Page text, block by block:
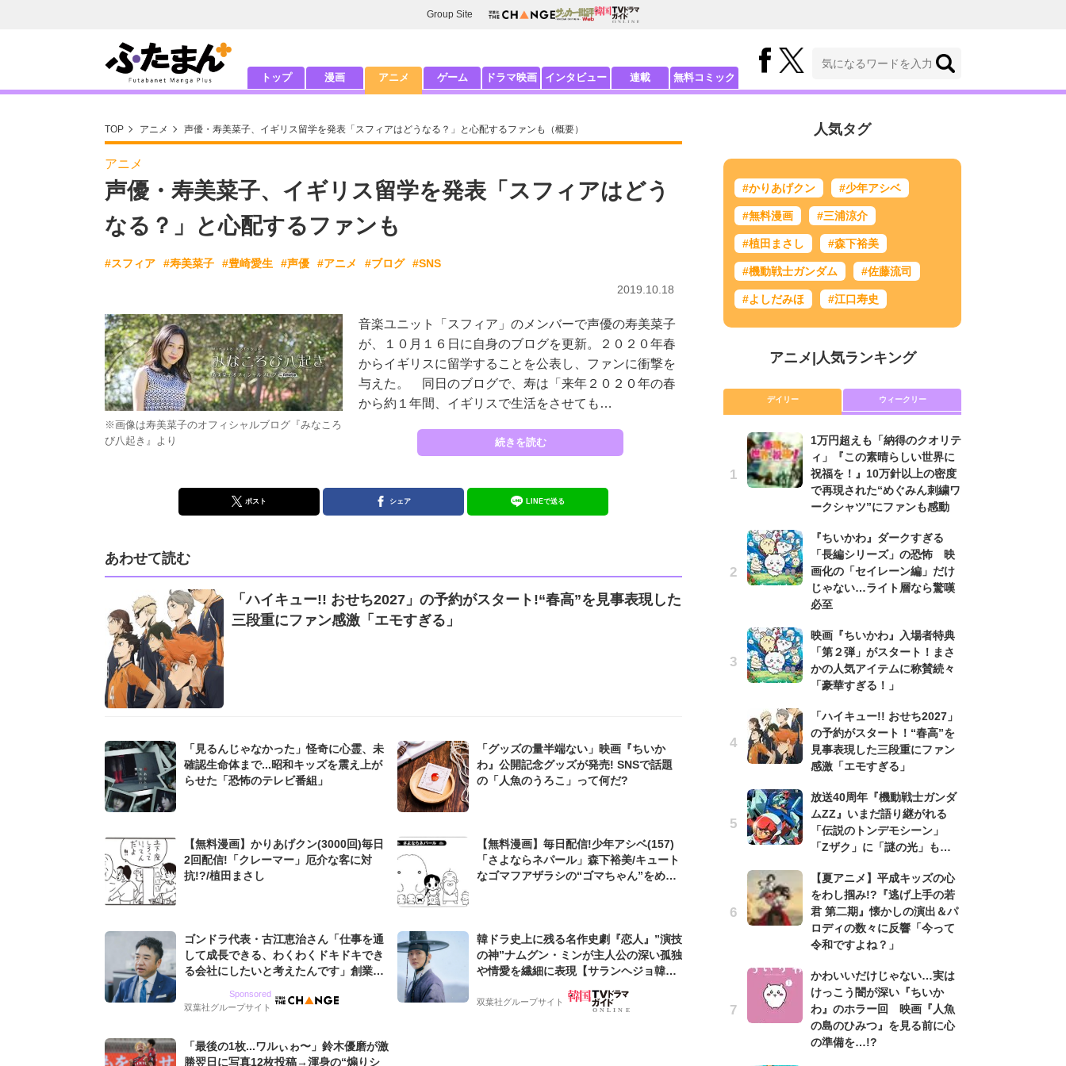
Group Site
トップ 漫画 アニメ ゲーム ドラマ映画 インタビュー 連載 無料コミック
TOP アニメ 声優・寿美菜子、イギリス留学を発表「スフィアはどうなる？」と心配するファンも（概要）
アニメ
声優・寿美菜子、イギリス留学を発表「スフィアはどう
なる？」と心配するファンも
#スフィア #寿美菜子 #豊崎愛生 #声優 #アニメ #ブログ #SNS
2019.10.18
※画像は寿美菜子のオフィシャルブログ『みなころ
び八起き』より
音楽ユニット「スフィア」のメンバーで声優の寿美菜子
が、１０月１６日に自身のブログを更新。２０２０年春
からイギリスに留学することを公表し、ファンに衝撃を
与えた。 同日のブログで、寿は「来年２０２０年の春
から約１年間、イギリスで生活をさせても…
続きを読む
ポスト シェア LINEで送る
あわせて読む
「ハイキュー!! おせち2027」の予約がスタート!“春高”を見事表現した
三段重にファン感激「エモすぎる」
「見るんじゃなかった」怪奇に心霊、未
確認生命体まで...昭和キッズを震え上が
らせた「恐怖のテレビ番組」
「グッズの量半端ない」映画『ちいか
わ』公開記念グッズが発売! SNSで話題
の「人魚のうろこ」って何だ?
【無料漫画】かりあげクン(3000回)毎日
2回配信!「クレーマー」厄介な客に対
抗!?/植田まさし
【無料漫画】毎日配信!少年アシベ(157)
「さよならネパール」森下裕美/キュート
なゴマフアザラシの“ゴマちゃん”をめぐ
ゴンドラ代表・古江恵治さん「仕事を通
して成長できる、わくわくドキドキでき
る会社にしたいと考えたんです」創業来
グ会社のアイデンティティ
Sponsored
双葉社グループサイト
韓ドラ史上に残る名作史劇『恋人』”演技
の神”ナムグン・ミンが主人公の深い孤独
や情愛を繊細に表現【サランヘジョ韓ド
双葉社グループサイト
「最後の1枚...ワルぃゎ〜」鈴木優磨が激
勝翌日に写真12枚投稿→渾身の“煽りシ
人気タグ
#かりあげクン #少年アシベ
#無料漫画 #三浦涼介
#植田まさし #森下裕美
#機動戦士ガンダム #佐藤流司
#よしだみほ #江口寿史
アニメ| 人気ランキング
デイリー ウィークリー
1万円超えも「納得のクオリテ
ィ」『この素晴らしい世界に
祝福を！』10万針以上の密度
で再現された“めぐみん刺繍ワ
ークシャツ”にファンも感動
『ちいかわ』ダークすぎる
「長編シリーズ」の恐怖 映
画化の「セイレーン編」だけ
じゃない…ライト層なら驚嘆
必至
映画『ちいかわ』入場者特典
「第２弾」がスタート！まさ
かの人気アイテムに称賛続々
「豪華すぎる！」
「ハイキュー!! おせち2027」
の予約がスタート！“春高”を
見事表現した三段重にファン
感激「エモすぎる」
放送40周年『機動戦士ガンダ
ムZZ』いまだ語り継がれる
「伝説のトンデモシーン」
「Zザク」に「謎の光」も…
【夏アニメ】平成キッズの心
をわし掴み!?『逃げ上手の若
君 第二期』懐かしの演出＆パ
ロディの数々に反響「今って
令和ですよね？」
かわいいだけじゃない…実は
けっこう闇が深い『ちいか
わ』のホラー回 映画『人魚
の島のひみつ』を見る前に心
の準備を…!?